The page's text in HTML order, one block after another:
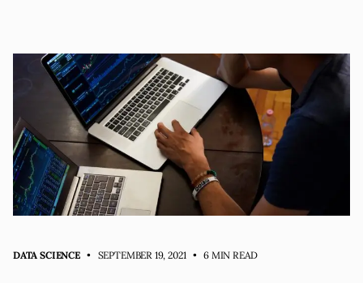
DATA SCIENCE • SEPTEMBER 19, 2021 • 6 MIN READ